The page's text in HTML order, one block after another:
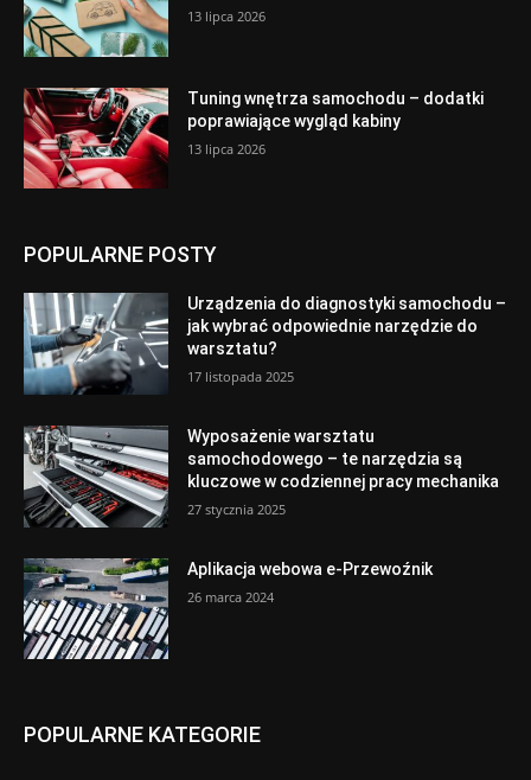
13 lipca 2026
Tuning wnętrza samochodu – dodatki
poprawiające wygląd kabiny
13 lipca 2026
POPULARNE POSTY
Urządzenia do diagnostyki samochodu –
jak wybrać odpowiednie narzędzie do
warsztatu?
17 listopada 2025
Wyposażenie warsztatu
samochodowego – te narzędzia są
kluczowe w codziennej pracy mechanika
27 stycznia 2025
Aplikacja webowa e-Przewoźnik
26 marca 2024
POPULARNE KATEGORIE